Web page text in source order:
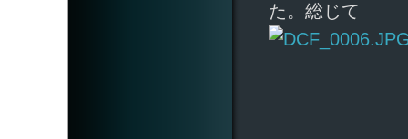
た。総じて